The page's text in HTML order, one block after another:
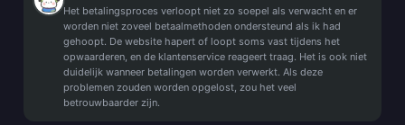
Het betalingsproces verloopt niet zo soepel als verwacht en er
worden niet zoveel betaalmethoden ondersteund als ik had
gehoopt. De website hapert of loopt soms vast tijdens het
opwaarderen, en de klantenservice reageert traag. Het is ook niet
duidelijk wanneer betalingen worden verwerkt. Als deze
problemen zouden worden opgelost, zou het veel
betrouwbaarder zijn.